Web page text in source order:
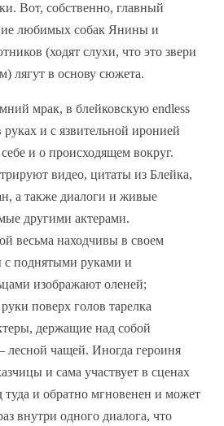
Вот, собственно, главный
любимых собак Янины и
(ходят слухи, что это звери
лягут в основу сюжета.
мрак, в блейковскую endless
и с язвительной иронией
и о происходящем вокруг.
видео, цитаты из Блейка,
а также диалоги и живые
другими актерами.
весьма находчивы в своем
поднятыми руками и
изображают оленей;
поверх голов тарелка
держащие над собой
лесной чащей. Иногда героиня
и сама участвует в сценах
туда и обратно мгновенен и может
внутри одного диалога, что